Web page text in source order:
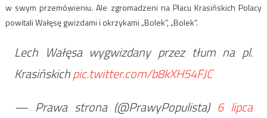
w swym przemówieniu. Ale zgromadzeni na Placu Krasińskich Polacy
powitali Wałęsę gwizdami i okrzykami „Bolek”, „Bolek”.
Lech Wałęsa wygwizdany przez tłum na pl.
Krasińskichpic.twitter.com/b8kXH54FJC
— Prawa strona (@PrawyPopulista) 6 lipca